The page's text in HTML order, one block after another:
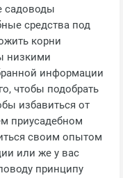
садоводы
средства под
корни
низкими
информации
чтобы подобрать
избавиться от
приусадебном
своим опытом
или же у вас
принципу